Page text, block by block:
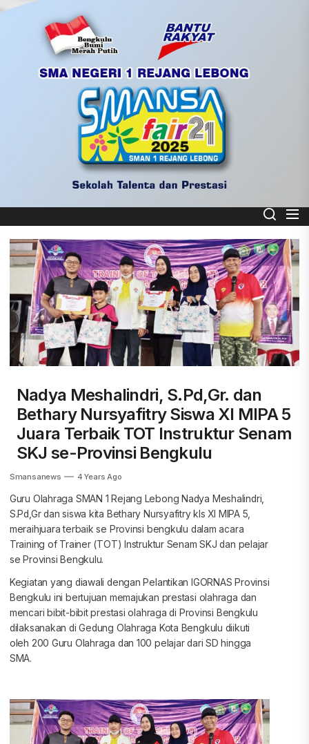
Skip
SMA NEGERI 1 REJANG LEBONG
Nadya Meshalindri, S.Pd,Gr. dan
Bethary Nursyafitry Siswa XI MIPA 5
Juara Terbaik TOT Instruktur Senam
SKJ se-Provinsi Bengkulu
Smansanews 4 Years Ago
Guru Olahraga SMAN 1 Rejang Lebong Nadya Meshalindri,
S.Pd,Gr dan siswa kita Bethary Nursyafitry kls XI MIPA 5,
meraihjuara terbaik se Provinsi bengkulu dalam acara
Training of Trainer (TOT) Instruktur Senam SKJ dan pelajar
se Provinsi Bengkulu.
Kegiatan yang diawali dengan Pelantikan IGORNAS Provinsi
Bengkulu ini bertujuan memajukan prestasi olahraga dan
mencari bibit-bibit prestasi olahraga di Provinsi Bengkulu
dilaksanakan di Gedung Olahraga Kota Bengkulu diikuti
oleh 200 Guru Olahraga dan 100 pelajar dari SD hingga
SMA.